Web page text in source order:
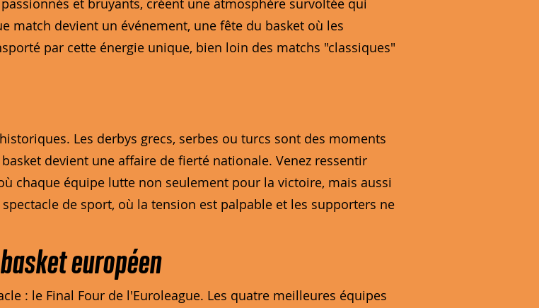
et bruyants, créent une atmosphère survoltée qui
match devient un événement, une fête du basket où les
par cette énergie unique, bien loin des matchs "classiques"
Les derbys grecs, serbes ou turcs sont des moments
devient une affaire de fierté nationale. Venez ressentir
chaque équipe lutte non seulement pour la victoire, mais aussi
de sport, où la tension est palpable et les supporters ne
européen
: le Final Four de l'Euroleague. Les quatre meilleures équipes